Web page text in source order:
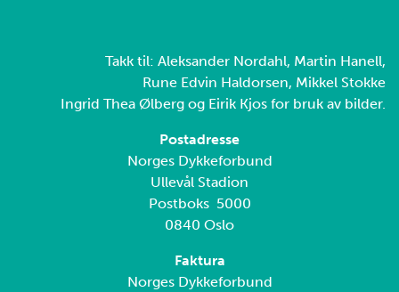
Takk til: Aleksander Nordahl, Martin Hanell,
Rune Edvin Haldorsen, Mikkel Stokke
Ingrid Thea Ølberg og Eirik Kjos for bruk av bilder.
Postadresse
Norges Dykkeforbund
Ullevål Stadion
Postboks 5000
0840 Oslo
Faktura
Norges Dykkeforbund